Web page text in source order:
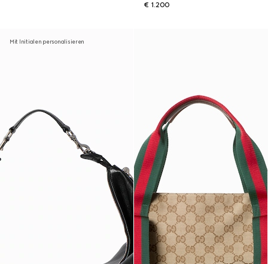
€ 1.200
Mit Initialen personalisieren